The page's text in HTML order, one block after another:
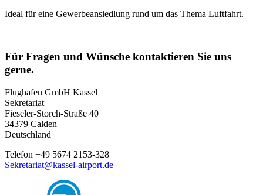
Ideal für eine Gewerbeansiedlung rund um das Thema Luftfahrt.
Für Fragen und Wünsche kontaktieren Sie uns
gerne.
Flughafen GmbH Kassel
Sekretariat
Fieseler-Storch-Straße 40
34379 Calden
Deutschland
Telefon +49 5674 2153-328
Sekretariat@kassel-airport.de